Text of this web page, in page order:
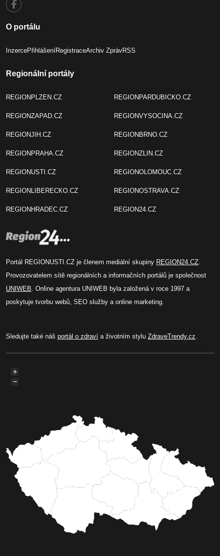
O portálu
InzercePřihlášeníRegistraceArchiv ZprávRSS
Regionální portály
REGIONPLZEN.CZ
REGIONZAPAD.CZ
REGIONJIH.CZ
REGIONPRAHA.CZ
REGIONUSTI.CZ
REGIONLIBERECKO.CZ
REGIONHRADEC.CZ
REGIONPARDUBICKO.CZ
REGIONVYSOCINA.CZ
REGIONBRNO.CZ
REGIONZLIN.CZ
REGIONOLOMOUC.CZ
REGIONOSTRAVA.CZ
REGION24.CZ
Portál REGIONUSTI.CZ je členem mediální skupiny REGION24.CZ.
Provozovatelem sítě regionálních a informačních portálů je společnost
UNIWEB. Online agentura UNIWEB byla založená v roce 1997 a
poskytuje tvorbu webů, SEO služby a online marketing.
Sledujte také náš portál o zdraví a životním stylu ZdraveTrendy.cz.
+
−